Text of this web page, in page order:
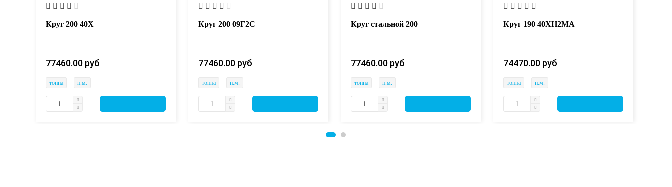
Круг 200 40Х
77460.00 руб
тонна п.м.
Круг 200 09Г2С
77460.00 руб
тонна п.м.
Круг стальной 200
77460.00 руб
тонна п.м.
Круг 190 40ХН2МА
74470.00 руб
тонна п.м.